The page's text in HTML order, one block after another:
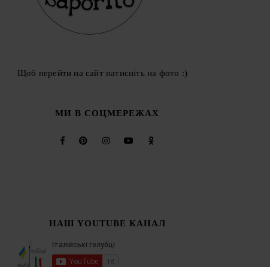
Щоб перейти на сайт натисніть на фото :)
МИ В СОЦМЕРЕЖАХ
НАШ YOUTUBE КАНАЛ